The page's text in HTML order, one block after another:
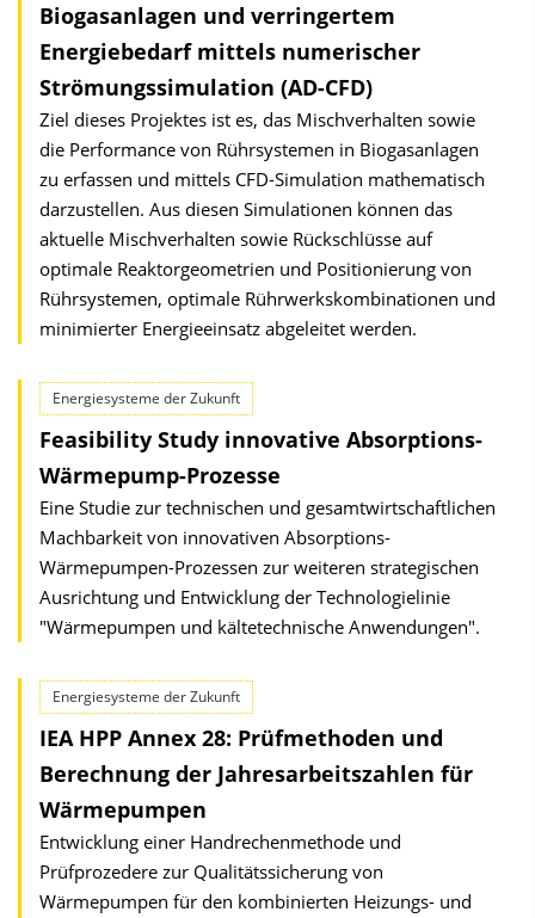
Biogasanlagen und verringertem
Energiebedarf mittels numerischer
Strömungs­simulation (AD-CFD)
Ziel dieses Projektes ist es, das Mischverhalten sowie
die Performance von Rührsystemen in Biogasanlagen
zu erfassen und mittels CFD-Simulation mathematisch
darzustellen. Aus diesen Simulationen können das
aktuelle Mischverhalten sowie Rückschlüsse auf
optimale Reaktorgeometrien und Positionierung von
Rührsystemen, optimale Rührwerkskombinationen und
minimierter Energieeinsatz abgeleitet werden.
Energiesysteme der Zukunft
Feasibility Study innovative Absorptions-
Wärmepump-Prozesse
Eine Studie zur technischen und gesamtwirtschaftlichen
Machbarkeit von innovativen Absorptions-
Wärmepumpen-Prozessen zur weiteren strategischen
Ausrichtung und Entwicklung der Technologielinie
"Wärmepumpen und kältetechnische Anwendungen".
Energiesysteme der Zukunft
IEA HPP Annex 28: Prüfmethoden und
Berechnung der Jahresarbeitszahlen für
Wärmepumpen
Entwicklung einer Handrechenmethode und
Prüfprozedere zur Qualitätssicherung von
Wärmepumpen für den kombinierten Heizungs- und